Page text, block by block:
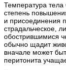
Температура
степень
и присоединения
страдальческое,
обострившимися
обычно щадит
вначале может
перитонита